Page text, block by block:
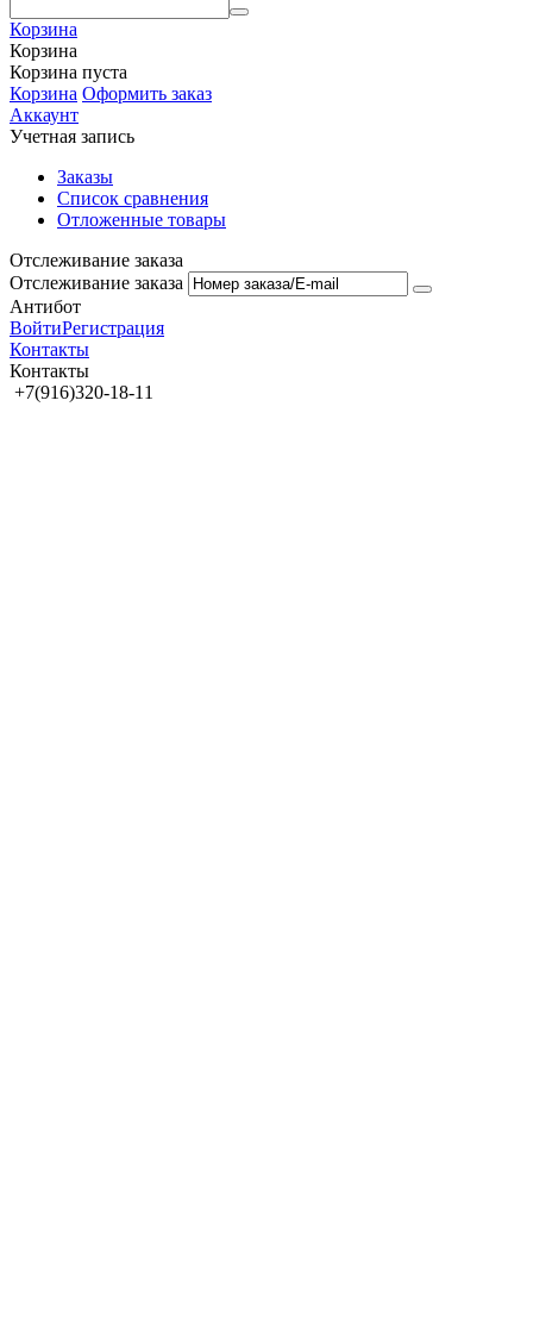
Корзина
Корзина
Корзина пуста
Корзина Оформить заказ
Аккаунт
Учетная запись
Заказы
Список сравнения
Отложенные товары
Отслеживание заказа
Отслеживание заказа
Антибот
ВойтиРегистрация
Контакты
Контакты
+7(916)320-18-11